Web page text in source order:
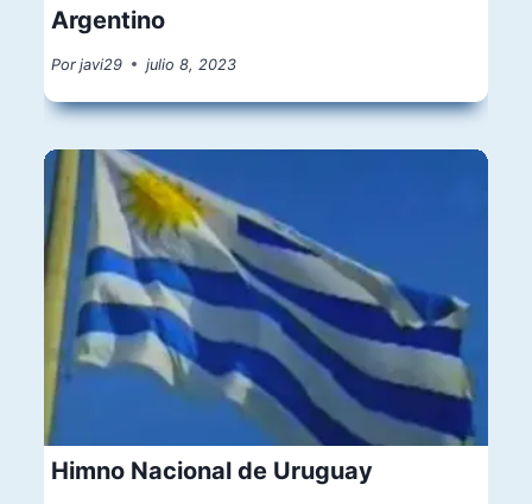
Argentino
Por javi29 julio 8, 2023
Himno Nacional de Uruguay